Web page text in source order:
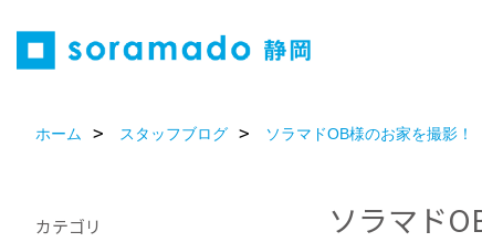
ホーム スタッフブログ ソラマドOB様のお家を撮影！
ソラマド
カテゴリ